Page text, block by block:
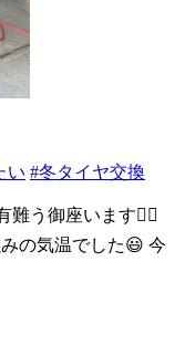
い #冬タイヤ交換
難う御座います🙇‍♂️
の気温でした😃 今